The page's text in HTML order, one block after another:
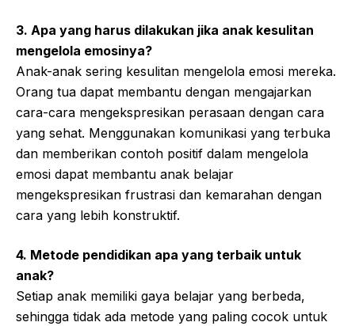
3. Apa yang harus dilakukan jika anak kesulitan
mengelola emosinya?
Anak-anak sering kesulitan mengelola emosi mereka.
Orang tua dapat membantu dengan mengajarkan
cara-cara mengekspresikan perasaan dengan cara
yang sehat. Menggunakan komunikasi yang terbuka
dan memberikan contoh positif dalam mengelola
emosi dapat membantu anak belajar
mengekspresikan frustrasi dan kemarahan dengan
cara yang lebih konstruktif.
4. Metode pendidikan apa yang terbaik untuk
anak?
Setiap anak memiliki gaya belajar yang berbeda,
sehingga tidak ada metode yang paling cocok untuk